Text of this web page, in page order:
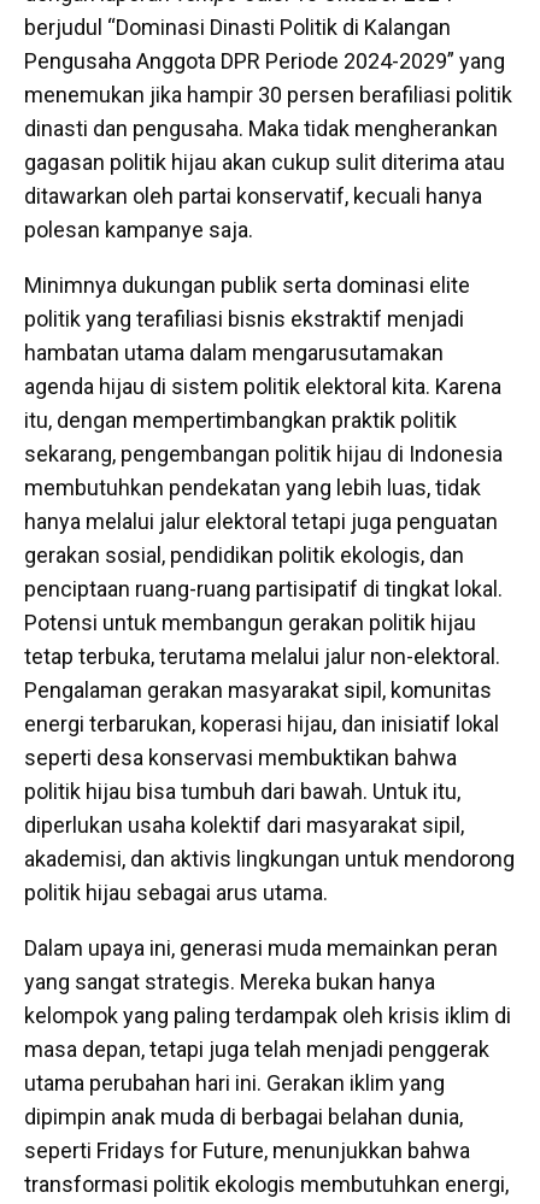
berjudul “Dominasi Dinasti Politik di Kalangan
Pengusaha Anggota DPR Periode 2024-2029” yang
menemukan jika hampir 30 persen berafiliasi politik
dinasti dan pengusaha. Maka tidak mengherankan
gagasan politik hijau akan cukup sulit diterima atau
ditawarkan oleh partai konservatif, kecuali hanya
polesan kampanye saja.
Minimnya dukungan publik serta dominasi elite
politik yang terafiliasi bisnis ekstraktif menjadi
hambatan utama dalam mengarusutamakan
agenda hijau di sistem politik elektoral kita. Karena
itu, dengan mempertimbangkan praktik politik
sekarang, pengembangan politik hijau di Indonesia
membutuhkan pendekatan yang lebih luas, tidak
hanya melalui jalur elektoral tetapi juga penguatan
gerakan sosial, pendidikan politik ekologis, dan
penciptaan ruang-ruang partisipatif di tingkat lokal.
Potensi untuk membangun gerakan politik hijau
tetap terbuka, terutama melalui jalur non-elektoral.
Pengalaman gerakan masyarakat sipil, komunitas
energi terbarukan, koperasi hijau, dan inisiatif lokal
seperti desa konservasi membuktikan bahwa
politik hijau bisa tumbuh dari bawah. Untuk itu,
diperlukan usaha kolektif dari masyarakat sipil,
akademisi, dan aktivis lingkungan untuk mendorong
politik hijau sebagai arus utama.
Dalam upaya ini, generasi muda memainkan peran
yang sangat strategis. Mereka bukan hanya
kelompok yang paling terdampak oleh krisis iklim di
masa depan, tetapi juga telah menjadi penggerak
utama perubahan hari ini. Gerakan iklim yang
dipimpin anak muda di berbagai belahan dunia,
seperti Fridays for Future, menunjukkan bahwa
transformasi politik ekologis membutuhkan energi,